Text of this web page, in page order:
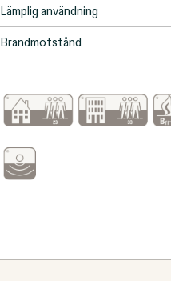
Lämplig användning
Brandmotstånd